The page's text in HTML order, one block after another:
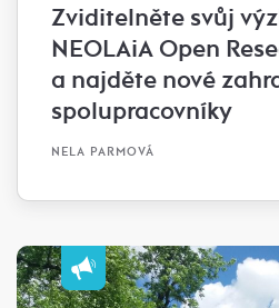
Zviditelněte svůj
NEOLAiA Open
a najděte nové
spolupracovníky
NELA PARMOVÁ